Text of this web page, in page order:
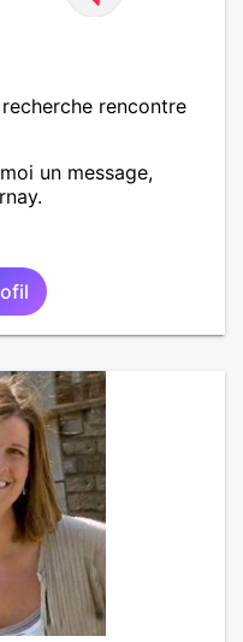
rencontre
un message,